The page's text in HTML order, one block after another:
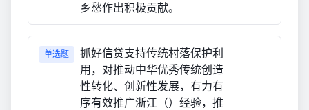
乡愁作出积极贡献。
单选题
抓好信贷支持传统村落保护利
用，对推动中华优秀传统创造
性转化、创新性发展，有力有
序有效推广浙江（）经验，推